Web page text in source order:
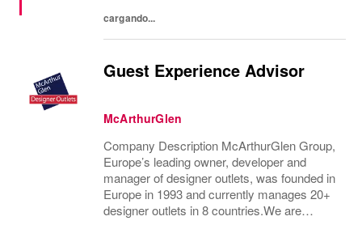
cargando...
Guest Experience Advisor
McArthurGlen
Company Description McArthurGlen Group,
Europe’s leading owner, developer and
manager of designer outlets, was founded in
Europe in 1993 and currently manages 20+
designer outlets in 8 countries.We are